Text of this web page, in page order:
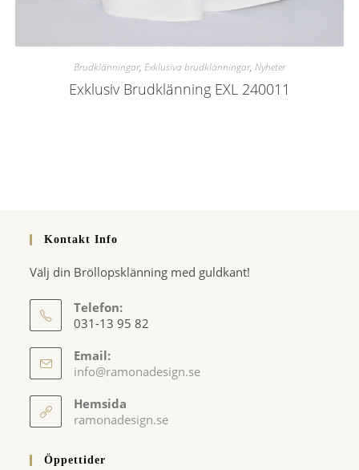
Brudklänningar, Exklusiva brudklänningar, Nyheter
Exklusiv Brudklänning EXL 240011
Kontakt Info
Välj din Bröllopsklänning med guldkant!
Telefon:
031-13 95 82
Email:
info@ramonadesign.seOpens
Hemsida
ramonadesign.se
Öppettider